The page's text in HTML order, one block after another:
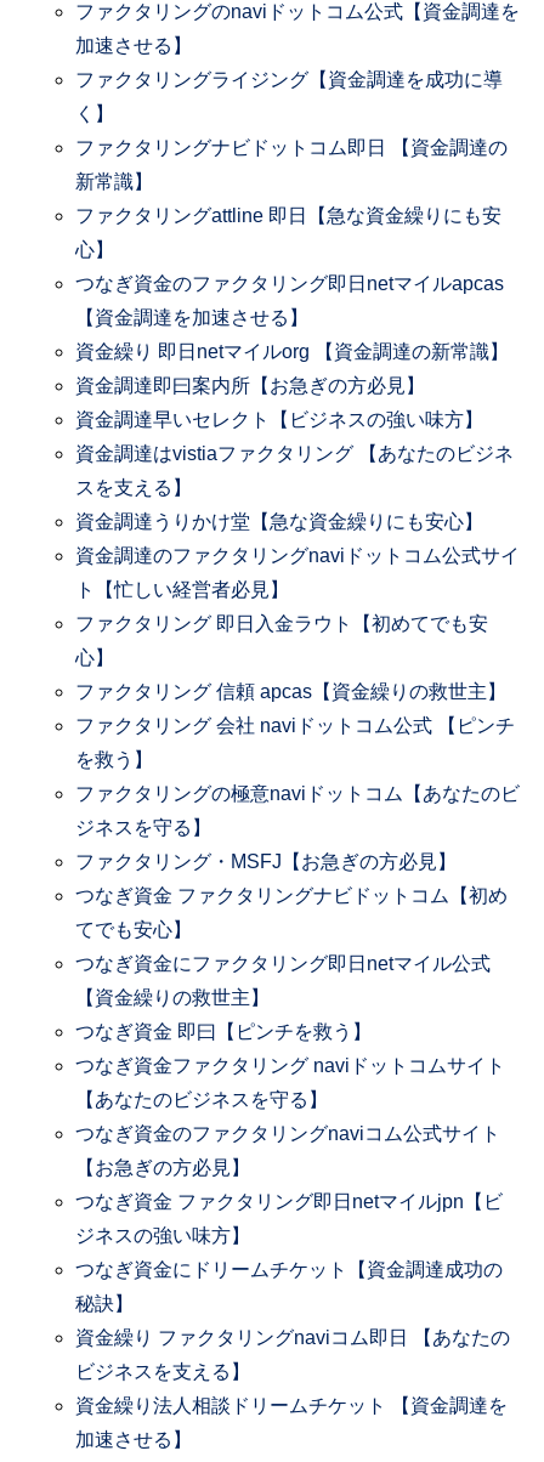
ファクタリングのnaviドットコム公式【資金調達を
加速させる】
ファクタリングライジング【資金調達を成功に導
く】
ファクタリングナビドットコム即日 【資金調達の
新常識】
ファクタリングattline 即日【急な資金繰りにも安
心】
つなぎ資金のファクタリング即日netマイルapcas
【資金調達を加速させる】
資金繰り 即日netマイルorg 【資金調達の新常識】
資金調達即曰案内所【お急ぎの方必見】
資金調達早いセレクト【ビジネスの強い味方】
資金調達はvistiaファクタリング 【あなたのビジネ
スを支える】
資金調達うりかけ堂【急な資金繰りにも安心】
資金調達のファクタリングnaviドットコム公式サイ
ト【忙しい経営者必見】
ファクタリング 即日入金ラウト【初めてでも安
心】
ファクタリング 信頼 apcas【資金繰りの救世主】
ファクタリング 会社 naviドットコム公式 【ピンチ
を救う】
ファクタリングの極意naviドットコム【あなたのビ
ジネスを守る】
ファクタリング・MSFJ【お急ぎの方必見】
つなぎ資金 ファクタリングナビドットコム【初め
てでも安心】
つなぎ資金にファクタリング即日netマイル公式
【資金繰りの救世主】
つなぎ資金 即曰【ピンチを救う】
つなぎ資金ファクタリング naviドットコムサイト
【あなたのビジネスを守る】
つなぎ資金のファクタリングnaviコム公式サイト
【お急ぎの方必見】
つなぎ資金 ファクタリング即日netマイルjpn【ビ
ジネスの強い味方】
つなぎ資金にドリームチケット【資金調達成功の
秘訣】
資金繰り ファクタリングnaviコム即日 【あなたの
ビジネスを支える】
資金繰り法人相談ドリームチケット 【資金調達を
加速させる】